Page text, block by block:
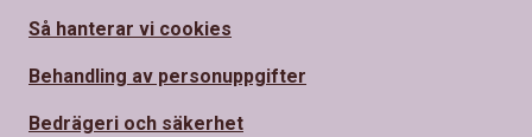
Så hanterar vi cookies
Behandling av personuppgifter
Bedrägeri och säkerhet